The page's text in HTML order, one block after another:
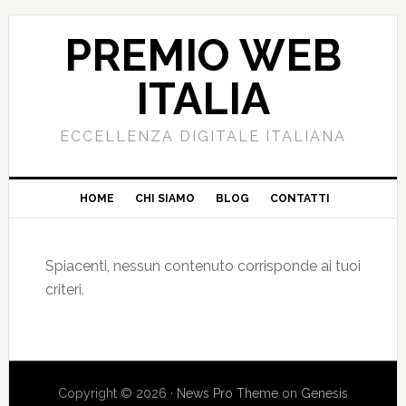
PREMIO WEB
ITALIA
ECCELLENZA DIGITALE ITALIANA
HOME CHI SIAMO BLOG CONTATTI
Spiacenti, nessun contenuto corrisponde ai tuoi
criteri.
Copyright © 2026 · News Pro Themeon Genesis